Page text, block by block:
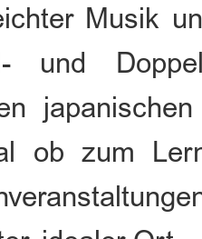
Musik
und
ob zum